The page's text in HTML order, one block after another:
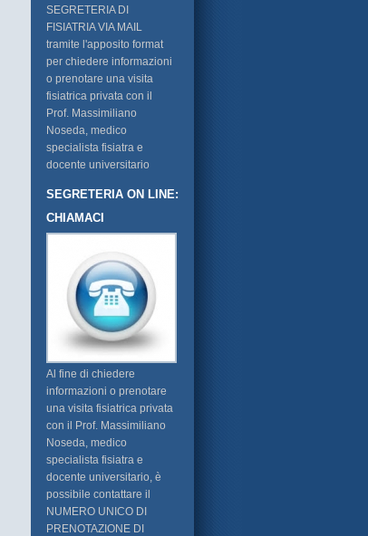
SEGRETERIA DI
FISIATRIA VIA MAIL
tramite l'apposito format
per chiedere informazioni
o prenotare una visita
fisiatrica privata con il
Prof. Massimiliano
Noseda, medico
specialista fisiatra e
docente universitario
SEGRETERIA ON LINE:
CHIAMACI
Al fine di chiedere
informazioni o prenotare
una visita fisiatrica privata
con il Prof. Massimiliano
Noseda, medico
specialista fisiatra e
docente universitario, è
possibile contattare il
NUMERO UNICO DI
PRENOTAZIONE DI